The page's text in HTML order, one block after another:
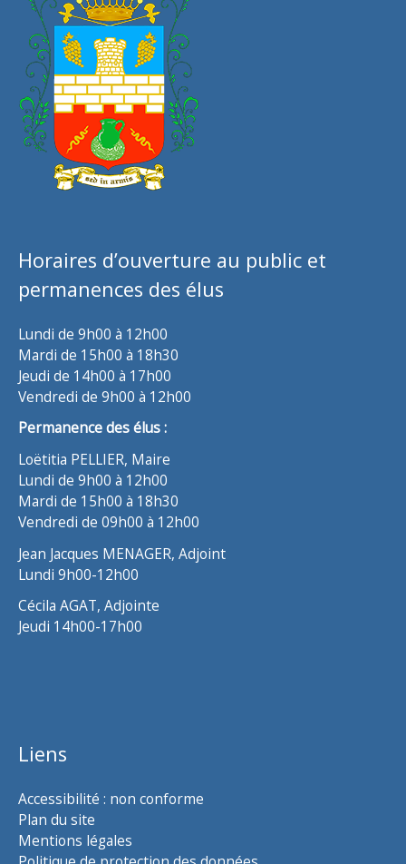
Horaires d’ouverture au public et
permanences des élus
Lundi de 9h00 à 12h00
Mardi de 15h00 à 18h30
Jeudi de 14h00 à 17h00
Vendredi de 9h00 à 12h00
Permanence des élus :
Loëtitia PELLIER, Maire
Lundi de 9h00 à 12h00
Mardi de 15h00 à 18h30
Vendredi de 09h00 à 12h00
Jean Jacques MENAGER, Adjoint
Lundi 9h00-12h00
Cécila AGAT, Adjointe
Jeudi 14h00-17h00
Liens
Accessibilité : non conforme
Plan du site
Mentions légales